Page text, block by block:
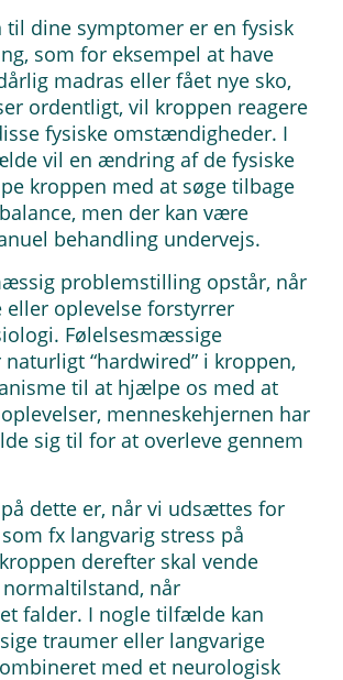
til dine symptomer er en fysisk
som for eksempel at have
madras eller fået nye sko,
ordentligt, vil kroppen reagere
fysiske omstændigheder. I
vil en ændring af de fysiske
kroppen med at søge tilbage
men der kan være
behandling undervejs.
problemstilling opstår, når
oplevelse forstyrrer
Følelsesmæssige
“hardwired” i kroppen,
til at hjælpe os med at
menneskehjernen har
sig til for at overleve gennem
dette er, når vi udsættes for
fx langvarig stress på
derefter skal vende
når
falder. I nogle tilfælde kan
traumer eller langvarige
med et neurologisk